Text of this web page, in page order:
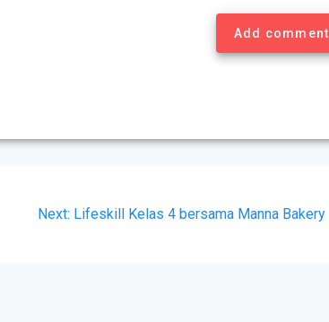
Add comment
Next: Lifeskill Kelas 4 bersama Manna Bakery